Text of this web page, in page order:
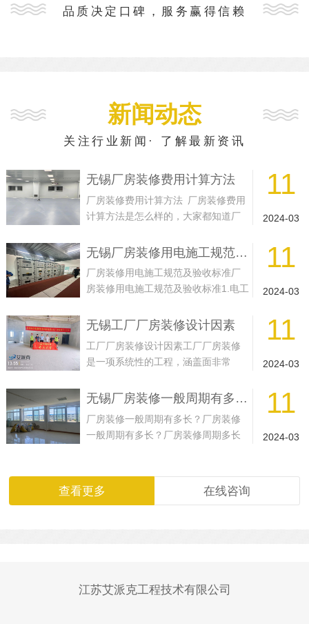
品质决定口碑，服务赢得信赖
新闻动态
关注行业新闻· 了解最新资讯
无锡厂房装修费用计算方法
厂房装修费用计算方法 厂房装修费用
计算方法是怎么样的，大家都知道厂
懂...
11
2024-03
无锡厂房装修用电施工规范及验收标准
厂房装修用电施工规范及验收标准厂
房装修用电施工规范及验收标准1.电工
11
2024-03
无锡工厂厂房装修设计因素
工厂厂房装修设计因素工厂厂房装修
是一项系统性的工程，涵盖面非常
仓库，...
11
2024-03
无锡厂房装修一般周期有多长？
厂房装修一般周期有多长？厂房装修
一般周期有多长？厂房装修周期多长
11
2024-03
查看更多 在线咨询
江苏艾派克工程技术有限公司